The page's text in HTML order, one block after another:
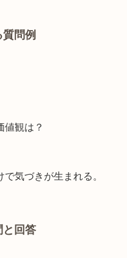
問例
値観は？
気づきが生まれる。
と回答